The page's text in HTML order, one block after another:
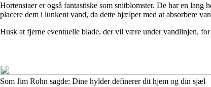
Hortensiaer er også fantastiske som snitblomster. De har en
placere dem i lunkent vand, da dette hjælper med at absorbere
Husk at fjerne eventuelle blade, der vil være under vandlinjen,
Som Jim Rohn sagde: Dine hylder definerer dit hjem og din sjæl